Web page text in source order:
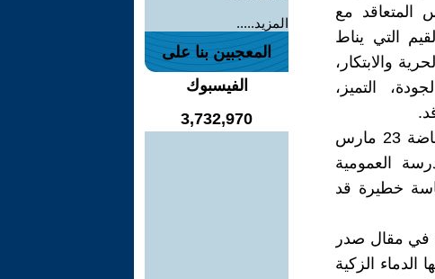
المتعاقد مع
التي يناط
والابتكار،
التميز،
لقد ظلت المدرسة العمومية المغربية لعقود شيئا مقدسا، فمنذ انتفاضة 23 مارس
العمومية
خطيرة قد
في مقال صدر
الدماء الزكية
المزيد.....
المعجبين بنا على
الفيسبوك
3,732,970